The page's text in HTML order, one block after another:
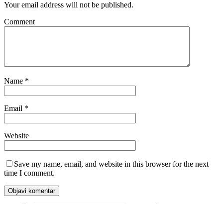
Your email address will not be published.
Comment
Name *
Email *
Website
Save my name, email, and website in this browser for the next
time I comment.